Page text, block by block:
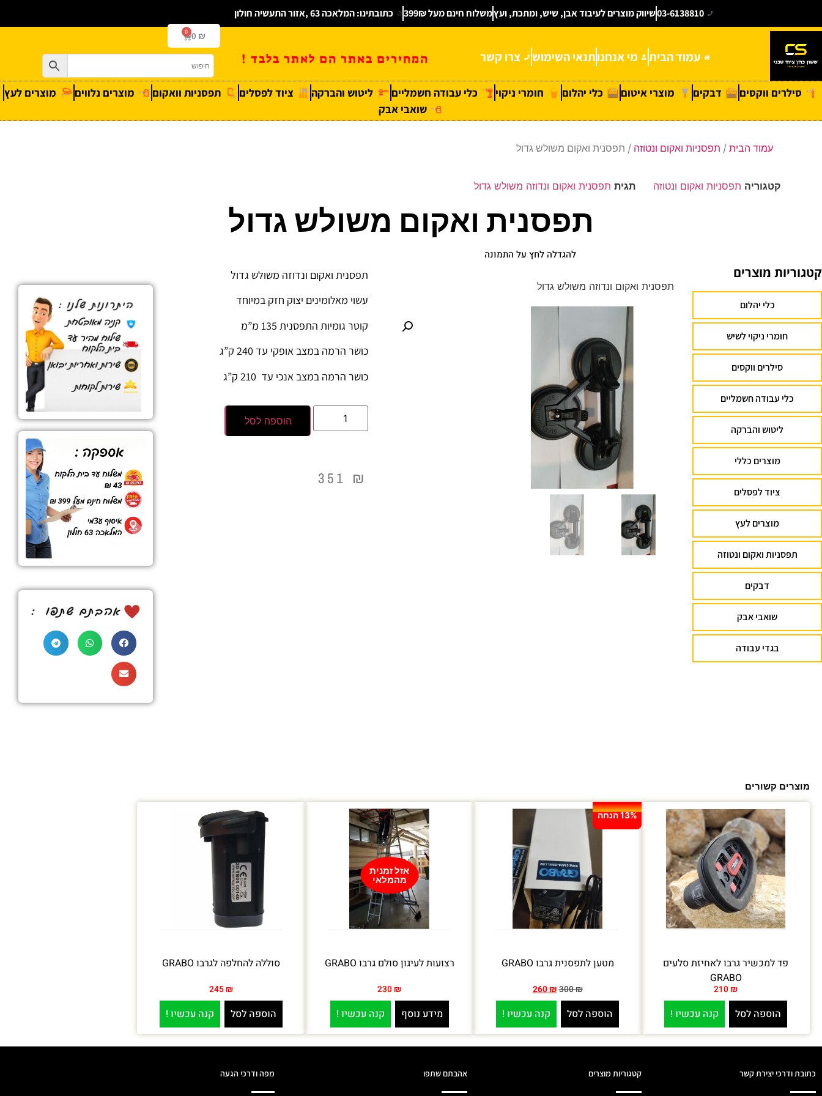
03-6138810שיווק מוצרים לעיבוד אבן, שיש, ומתכת, ועץמשלוח חינם מעל 399₪ כתובתינו: המלאכה 63 ,אזור התעשיה חולון
עמוד הבית מי אנחנותנאי השימוש צרו קשר המחירים באתר הם לאתר בלבד !
0 ₪
0
סילרים ווקסים דבקים מוצרי איטום כלי יהלום חומרי ניקוי כלי עבודה חשמליים ליטוש והברקה ציוד לפסלים תפסניות וואקום מוצרים נלווים
מוצרים לעץ
שואבי אבק
עמוד הבית / תפסניות ואקום ונטוזה / תפסנית ואקום משולש גדול
קטגוריה תפסניות ואקום ונטוזה תגית תפסנית ואקום ונדוזה משולש גדול
תפסנית ואקום משולש גדול
קטגוריות מוצרים
כלי יהלום
חומרי ניקוי לשיש
סילרים ווקסים
כלי עבודה חשמליים
ליטוש והברקה
מוצרים כללי
ציוד לפסלים
מוצרים לעץ
תפסניות ואקום ונטוזה
דבקים
שואבי אבק
בגדי עבודה
להגדלה לחץ על התמונה
תפסנית ואקום ונדוזה משולש גדול
תפסנית ואקום ונדוזה משולש גדול
עשוי מאלומינים יצוק חזק במיוחד
קוטר גומיות התפסנית 135 מ”מ
כושר הרמה במצב אופקי עד 240 ק”ג
כושר הרמה במצב אנכי עד 210 ק”ג
הוספה לסל
351 ₪
מוצרים קשורים
פד למכשיר גרבו לאחיזת סלעים
GRABO
210 ₪
הוספה לסל קנה עכשיו !
13% הנחה
מטען לתפסנית גרבו GRABO
300₪
260₪
הוספה לסל קנה עכשיו !
אזל זמנית
מהמלאי
רצועות לעיגון סולם גרבו GRABO
230 ₪
מידע נוסף קנה עכשיו !
סוללה להחלפה לגרבו GRABO
245 ₪
הוספה לסל קנה עכשיו !
כתובת ודרכי יצירת קשר קטגוריות מוצרים אהבתם שתפו מפה ודרכי הגעה